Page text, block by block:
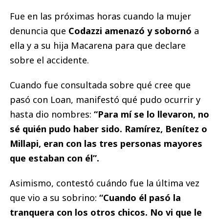
Fue en las próximas horas cuando la mujer
denuncia que Codazzi amenazó y sobornó a
ella y a su hija Macarena para que declare
sobre el accidente.
Cuando fue consultada sobre qué cree que
pasó con Loan, manifestó qué pudo ocurrir y
hasta dio nombres: “Para mí se lo llevaron, no
sé quién pudo haber sido. Ramírez, Benítez o
Millapi, eran con las tres personas mayores
que estaban con él”.
Asimismo, contestó cuándo fue la última vez
que vio a su sobrino: “Cuando él pasó la
tranquera con los otros chicos. No vi que le